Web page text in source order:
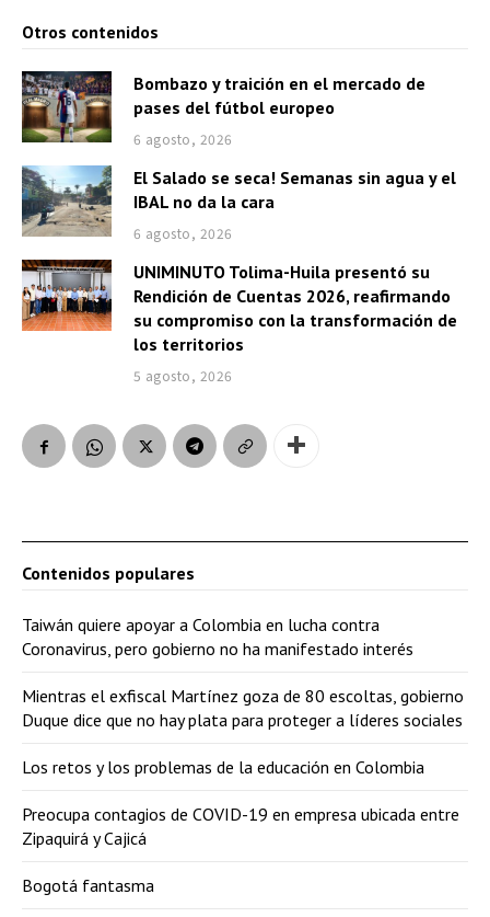
Otros contenidos
Bombazo y traición en el mercado de
pases del fútbol europeo
6 agosto, 2026
El Salado se seca! Semanas sin agua y el
IBAL no da la cara
6 agosto, 2026
UNIMINUTO Tolima-Huila presentó su
Rendición de Cuentas 2026, reafirmando
su compromiso con la transformación de
los territorios
5 agosto, 2026
Contenidos populares
Taiwán quiere apoyar a Colombia en lucha contra
Coronavirus, pero gobierno no ha manifestado interés
Mientras el exfiscal Martínez goza de 80 escoltas, gobierno
Duque dice que no hay plata para proteger a líderes sociales
Los retos y los problemas de la educación en Colombia
Preocupa contagios de COVID-19 en empresa ubicada entre
Zipaquirá y Cajicá
Bogotá fantasma